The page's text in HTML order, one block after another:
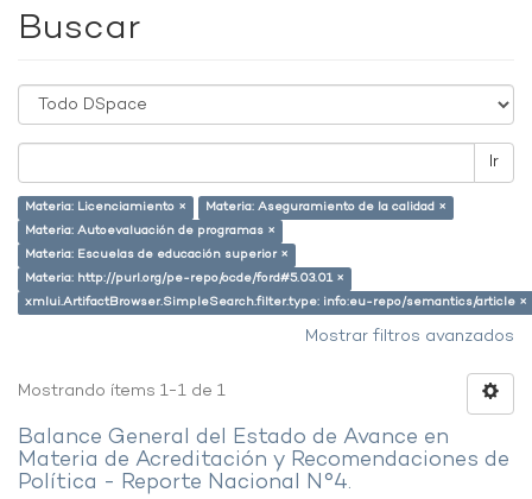
Buscar
Ir
Materia: Licenciamiento ×
Materia: Aseguramiento de la calidad ×
Materia: Autoevaluación de programas ×
Materia: Escuelas de educación superior ×
Materia: http://purl.org/pe-repo/ocde/ford#5.03.01 ×
xmlui.ArtifactBrowser.SimpleSearch.filter.type: info:eu-repo/semantics/article ×
Mostrar filtros avanzados
Mostrando ítems 1-1 de 1
Balance General del Estado de Avance en
Materia de Acreditación y Recomendaciones de
Política - Reporte Nacional N°4.